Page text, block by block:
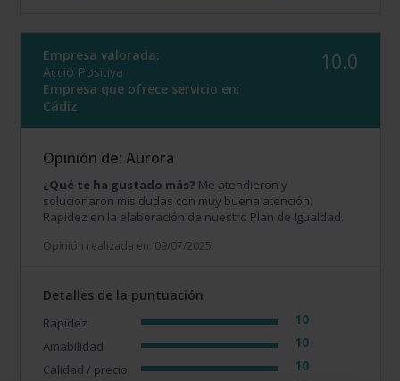
Empresa valorada:
Acció Positiva
Empresa que ofrece servicio en:
Cádiz
10.0
Opinión de: Aurora
¿Qué te ha gustado más? Me atendieron y
solucionaron mis dudas con muy buena atención.
Rapidez en la elaboración de nuestro Plan de Igualdad.
Opinión realizada en: 09/07/2025
Detalles de la puntuación
Rapidez 10
Amabilidad 10
Calidad / precio 10